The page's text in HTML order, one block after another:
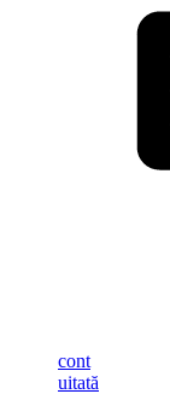
cont
uitată